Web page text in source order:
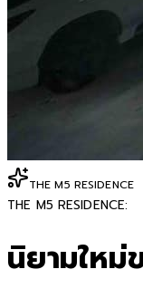
THE M5 RESIDENCE
THE M5 RESIDENCE:
นิยามให